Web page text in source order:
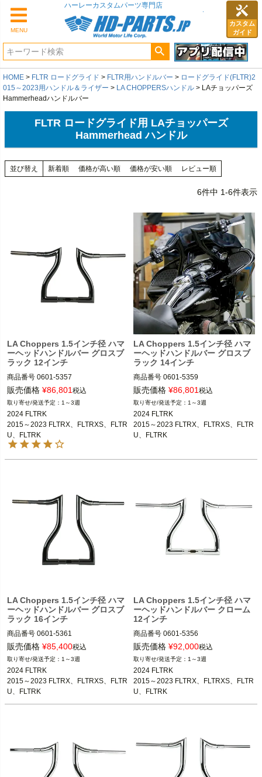
MENU
カスタム
ガイド
HOME FLTR ロードグライド FLTR用ハンドルバー
ロードグライド(FLTR)2
015～2023用ハンドル＆ライザー
LA CHOPPERSハンドル
LAチョッパーズ
Hammerheadハンドルバー
FLTR ロードグライド用 LAチョッパーズ
Hammerhead ハンドル
並び替え 新着順 価格が高い順 価格が安い順 レビュー順
6件中 1-6件表示
LA Choppers 1.5インチ径 ハマ
ーヘッドハンドルバー グロスブ
ラック 12インチ
商品番号 0601-5357
M型番：LA-7316-12B
販売価格 ¥86,801 税込
1～3週
2024 FLTRK
2015～2023 FLTRX、FLTRXS、FLTR
U、FLTRK
2018～2023 FLHRXS
LA Choppers 1.5インチ径 ハマ
ーヘッドハンドルバー グロスブ
ラック 14インチ
商品番号 0601-5359
M型番：LA-7316-14B
販売価格 ¥86,801 税込
1～3週
2024 FLTRK
2015～2023 FLTRX、FLTRXS、FLTR
U、FLTRK
LA Choppers 1.5インチ径 ハマ
ーヘッドハンドルバー グロスブ
ラック 16インチ
商品番号 0601-5361
M型番：LA-7316-16B
販売価格 ¥85,400税込
1～3週
2024 FLTRK
2015～2023 FLTRX、FLTRXS、FLTR
U、FLTRK
LA Choppers 1.5インチ径 ハマ
ーヘッドハンドルバー クローム
12インチ
商品番号 0601-5356
M型番：LA-7316-12
販売価格 ¥92,000税込
1～3週
2024 FLTRK
2015～2023 FLTRX、FLTRXS、FLTR
U、FLTRK